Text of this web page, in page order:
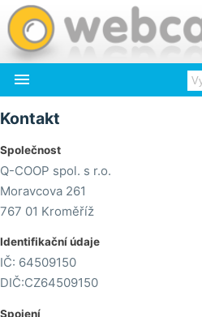

Kontakt
Společnost
Q-COOP spol. s r.o.
Moravcova 261
767 01 Kroměříž
Identifikační údaje
IČ: 64509150
DIČ:CZ64509150
Spojení